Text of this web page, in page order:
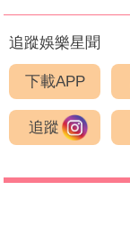
追蹤娛樂星聞
下載APP
追蹤